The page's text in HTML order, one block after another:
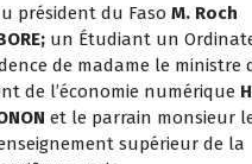
président du Faso M. Roch
un Étudiant un
de madame le ministre
de l’économie numérique
et le parrain monsieur
supérieur de la